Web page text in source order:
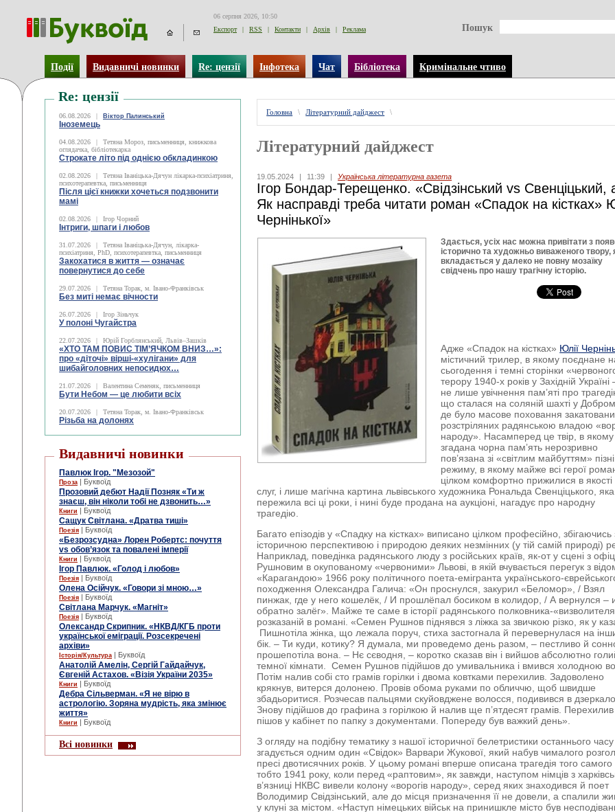
06 серпня 2026, 10:50
Експорт
| RSS | Контакти | Архів | Реклама Пошук
Події Видавничі новинки Re: цензії Інфотека Чат Бібліотека Кримінальне чтиво
Re: цензії
06.08.2026 | Віктор Палинський
Іноземець
04.08.2026 |
Тетяна Мороз, письменниця, книжкова
оглядачка, бібліотекарка
Строкате літо під однією обкладинкою
02.08.2026 |
Тетяна Іваніцька-Дячун лікарка-психіатриня,
психотерапевтка, письменниця
Після цієї книжки хочеться подзвонити
мамі
02.08.2026 | Ігор Чорний
Інтриги, шпаги і любов
31.07.2026 |
Тетяна Іваніцька-Дячун, лікарка-
психіатриня, PhD, психотерапевтка, письменниця
Закохатися в життя — означає
повернутися до себе
29.07.2026 | Тетяна Торак, м. Івано-Франківськ
Без миті немає вічности
26.07.2026 | Ігор Зіньчук
У полоні Чугайстра
22.07.2026 | Юрій Горблянський, Львів–Зашків
«ХТО ТАМ ПОВИС ТІМ’ЯЧКОМ ВНИЗ…»:
про «діточі» вірші-«хулігани» для
шибайголовних непосидюх…
21.07.2026 | Валентина Семеняк, письменниця
Бути Небом ― це любити всіх
20.07.2026 | Тетяна Торак, м. Івано-Франківськ
Різьба на долонях
Видавничі новинки
Павлюк Ігор. "Мезозой"
Проза | Буквоїд
Прозовий дебют Надії Позняк «Ти ж
знаєш, він ніколи тобі не дзвонить…»
Книги | Буквоїд
Сащук Світлана. «Дратва тиші»
Поезія | Буквоїд
«Безрозсудна» Лорен Робертс: почуття
vs обов’язок та повалені імперії
Книги | Буквоїд
Ігор Павлюк. «Голод і любов»
Поезія | Буквоїд
Олена Осійчук. «Говори зі мною…»
Поезія | Буквоїд
Світлана Марчук. «Магніт»
Поезія | Буквоїд
Олександр Скрипник. «НКВД/КГБ проти
української еміграції. Розсекречені
архіви»
Історія/Культура | Буквоїд
Анатолій Амелін, Сергій Гайдайчук,
Євгеній Астахов. «Візія України 2035»
Книги | Буквоїд
Дебра Сільверман. «Я не вірю в
астрологію. Зоряна мудрість, яка змінює
життя»
Книги | Буквоїд
Всі новинки
Головна \ Літературний дайджест \
Літературний дайджест
19.05.2024 | 11:39 | Українська літературна газета
Ігор Бондар-Терещенко. «Свідзінський vs Свенціцький,
Як насправді треба читати роман «Спадок на кістках»
Чернінької»
Здається, усіх нас можна привітати з
історично та художньо виваженого твору,
вкладається у далеко не повну мозаїку
свідчень про нашу трагічну історію.
Адже «Спадок на кістках» Юлії
містичний трилер, в якому поєднане
сьогодення і темні сторінки
терору 1940-х років у Західній Україні
не лише увічнення пам’яті про
що сталася на соляній шахті у
де було масове поховання
розстріляних радянською владою
народу». Насамперед це твір, в якому
згадана чорна пам’ять нерозривно
пов’язана зі «світлим майбуттям»
режиму, в якому майже всі герої
цілком комфортно прижилися в якості
слуг, і лише магічна картина львівського художника Рональда Свенціцького, яка
пережила всі ці роки, і нині буде продана на аукціоні, нагадує про народну
трагедію.
Багато епізодів у «Спадку на кістках» виписано цілком професійно, збігаючись
історичною перспективою і природою деяких незмінних (у тій самій природі)
Наприклад, поведінка радянського люду з російських країв, як-от у сцені з
Рушновим в окупованому «червоними» Львові, в якій вчувається перегук з
«Карагандою» 1966 року політичного поета-емігранта українського-
походження Олександра Галича: «Он проснулся, закурил «Беломор», / Взял
пинжак, где у него кошелёк, / И прошлёпал босиком в колидор, / А вернулся –
обратно залёг». Майже те саме в історії радянського полковника-
розказаній в романі. «Семен Рушнов піднявся з ліжка за звичкою різко, як у
Пишнотіла жінка, що лежала поруч, стиха застогнала й перевернулася на
бік. – Ти куди, котику? Я думала, ми проведемо день разом, – пестливо й
прошепотіла вона. – Нє сєводня, – коротко сказав він і вийшов абсолютно
темної кімнати. Семен Рушнов підійшов до умивальника і вмився холодною
Потім налив собі сто грамів горілки і двома ковтками перехилив. Задоволено
крякнув, витерся долонею. Провів обома руками по обличчю, щоб швидше
збадьоритися. Розчесав пальцями скуйовджене волосся, подивився в
Знову підійшов до графина з горілкою й налив ще п’ятдесят грамів. Перехилив
пішов у кабінет по папку з документами. Попереду був важкий день».
З огляду на подібну тематику з нашої історичної белетристики останнього часу
згадується одним один «Свідок» Варвари Жукової, який набув чималого
пресі двотисячних років. У цьому романі вперше описана трагедія того самого
тобто 1941 року, коли перед «раптовим», як завжди, наступом німців з
в’язниці НКВС вивели колону «ворогів народу», серед яких знаходився й поет
Володимир Свідзінський, але до місця призначення її не довели, а спалили
у клуні за містом. «Наступ німецьких військ на принишкле місто був